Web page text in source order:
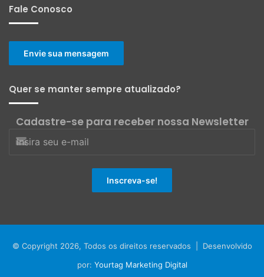
Fale Conosco
Envie sua mensagem
Quer se manter sempre atualizado?
Cadastre-se para receber nossa Newsletter
© Copyright 2026, Todos os direitos reservados | Desenvolvido
por: Yourtag Marketing Digital